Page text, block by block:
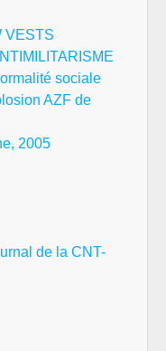
VESTS
sociale
AZF de
2005
de la CNT-